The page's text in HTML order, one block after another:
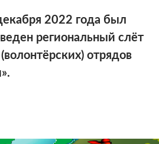
2022 года был
региональный слёт
отрядов
слёта